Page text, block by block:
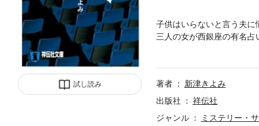
試し読み
子供はいらないと言う夫に
三人の女が西銀座の有名占
殺人事件…。三十代半ば、
著者
新津きよみ
出版社
祥伝社
ジャンル
ミステリー・